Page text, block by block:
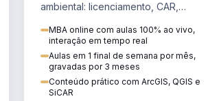
ambiental: licenciamento, CAR,
perícia ambiental com ArcGIS, QGIS e
SiCAR.
MBA online com aulas 100% ao vivo,
interação em tempo real
Aulas em 1 final de semana por mês,
gravadas por 3 meses
Conteúdo prático com ArcGIS, QGIS e
SiCAR